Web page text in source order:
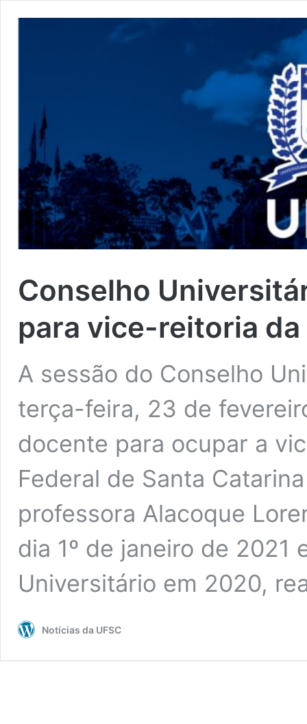
Conselho
para vice-reitoria da
A sessão do Conselho
terça-feira, 23 de
docente para ocupar a
Federal de Santa
professora Alacoque
dia 1º de janeiro de 2021
Universitário em 2020,
Notícias da UFSC